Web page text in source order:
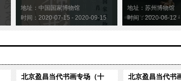
地址：中国国家博物馆
时间：2020-07-15 - 2020-09-15
地址：苏州博物馆
时间：2020-06-12
北京盈昌当代书画专场（十 北京盈昌当代书